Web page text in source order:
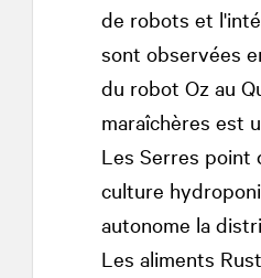
de robots et
sont observées
du robot Oz au
maraîchères est
Les Serres point
culture
autonome la
Les aliments